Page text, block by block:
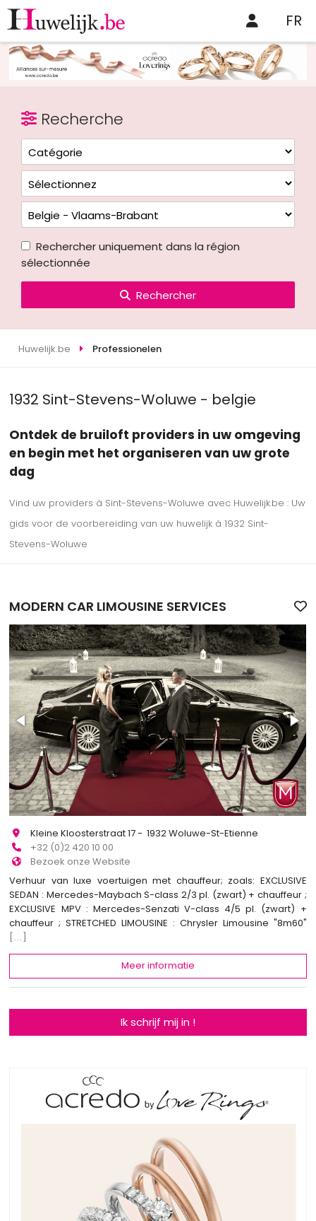
FR
Recherche
Rechercher uniquement dans la région
sélectionnée
Rechercher
Huwelijk.be Professionelen
1932 Sint-Stevens-Woluwe - belgie
Ontdek de bruiloft providers in uw omgeving
en begin met het organiseren van uw grote
dag
Vind uw providers à Sint-Stevens-Woluwe avec Huwelijk.be : Uw
gids voor de voorbereiding van uw huwelijk à 1932 Sint-
Stevens-Woluwe
MODERN CAR LIMOUSINE SERVICES
Kleine Kloosterstraat 17 - 1932 Woluwe-St-Etienne
+32 (0)2 420 10 00
Bezoek onze Website
Verhuur van luxe voertuigen met chauffeur; zoals: EXCLUSIVE
SEDAN : Mercedes-Maybach S-class 2/3 pl. (zwart) + chauffeur ;
EXCLUSIVE MPV : Mercedes-Senzati V-class 4/5 pl. (zwart) +
chauffeur ; STRETCHED LIMOUSINE : Chrysler Limousine "8m60"
[...]
Meer informatie
Ik schrijf mij in !